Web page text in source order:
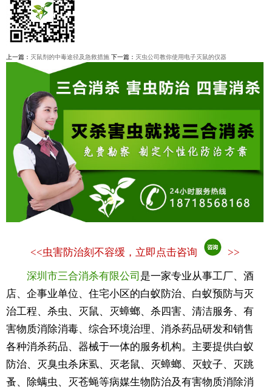
上一篇： 灭鼠剂的中毒途径及急救措施 下一篇： 灭虫公司教你使用电子灭鼠的仪器
<<虫害防治刻不容缓，立即点击咨询 >>
深圳市三合消杀有限公司 是一家专业从事工厂、酒
店、企事业单位、住宅小区的白蚁防治、白蚁预防与灭
治工程、杀虫、灭鼠、灭蟑螂、杀四害、清洁服务、有
害物质消除消毒、综合环境治理、消杀药品研发和销售
各种消杀药品、器械于一体的服务机构。主要提供白蚁
防治、灭臭虫杀床虱、灭老鼠、灭蟑螂、灭蚊子、灭跳
蚤、除螨虫、灭苍蝇等病媒生物防治及有害物质消除消